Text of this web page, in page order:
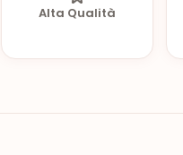
Alta Qualità